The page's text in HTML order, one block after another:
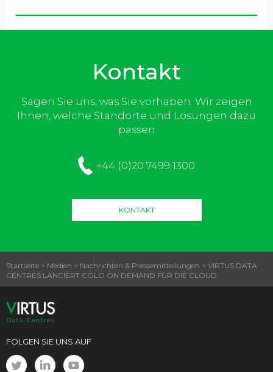
Kontakt
Sagen Sie uns, was Sie vorhaben. Wir zeigen
Ihnen, welche Standorte und Lösungen dazu
passen
+44 (0)20 7499 1300
KONTAKT
Startseite > Medien > Nachrichten & Pressemitteilungen > VIRTUS DATA
CENTRES LANCIERT COLO ON DEMAND FÜR DIE CLOUD
FOLGEN SIE UNS AUF